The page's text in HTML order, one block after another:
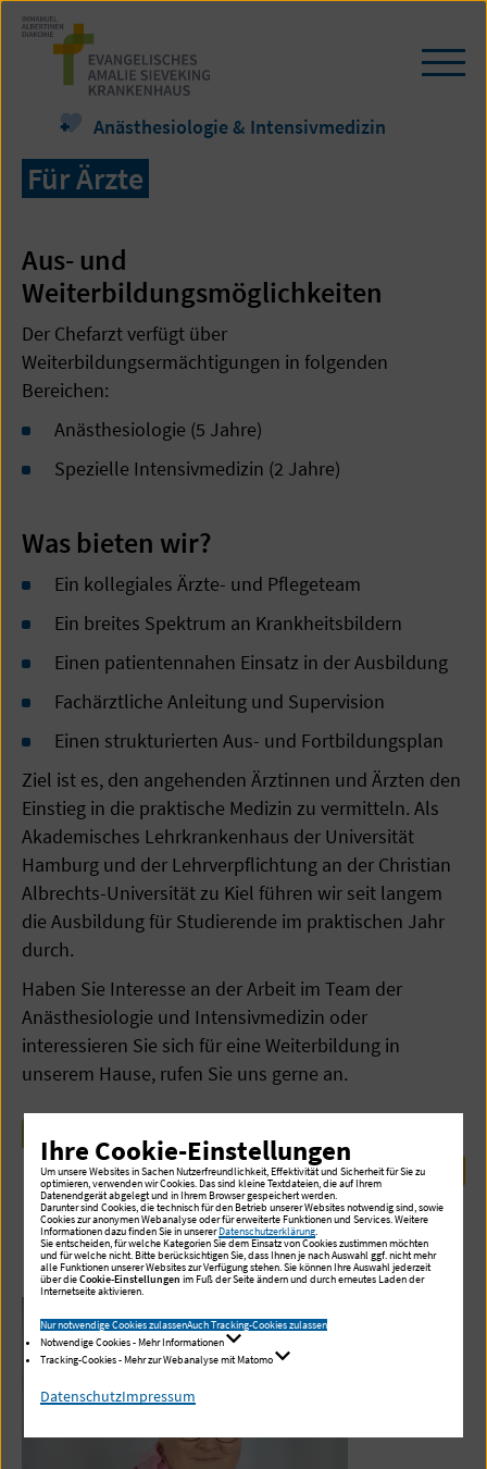
Zum
Seiteninhalt
springen
Anästhesiologie & Intensivmedizin
Für Ärzte
Aus- und
Weiterbildungsmöglichkeiten
Der Chefarzt verfügt über
Weiterbildungsermächtigungen in folgenden
Bereichen:
Anästhesiologie (5 Jahre)
Spezielle Intensivmedizin (2 Jahre)
Was bieten wir?
Ein kollegiales Ärzte- und Pflegeteam
Ein breites Spektrum an Krankheitsbildern
Einen patientennahen Einsatz in der Ausbildung
Fachärztliche Anleitung und Supervision
Einen strukturierten Aus- und Fortbildungsplan
Ziel ist es, den angehenden Ärztinnen und Ärzten den
Einstieg in die praktische Medizin zu vermitteln. Als
Akademisches Lehrkrankenhaus der Universität
Hamburg und der Lehrverpflichtung an der Christian
Albrechts-Universität zu Kiel führen wir seit langem
die Ausbildung für Studierende im praktischen Jahr
durch.
Haben Sie Interesse an der Arbeit im Team der
Anästhesiologie und Intensivmedizin oder
interessieren Sie sich für eine Weiterbildung in
unserem Hause, rufen Sie uns gerne an.
WEITERE INFORMATIONEN ZU FORT- UND
WEITERBILDUNGEN
Kontaktperson
Ihre Cookie-Einstellungen
Um unsere Websites in Sachen Nutzerfreundlichkeit, Effektivität und Sicherheit für Sie zu
optimieren, verwenden wir Cookies. Das sind kleine Textdateien, die auf Ihrem
Datenendgerät abgelegt und in Ihrem Browser gespeichert werden.
Darunter sind Cookies, die technisch für den Betrieb unserer Websites notwendig sind, sowie
Cookies zur anonymen Webanalyse oder für erweiterte Funktionen und Services. Weitere
Informationen dazu finden Sie in unsererDatenschutzerklärung.
Sie entscheiden, für welche Kategorien Sie dem Einsatz von Cookies zustimmen möchten
und für welche nicht. Bitte berücksichtigen Sie, dass Ihnen je nach Auswahl ggf. nicht mehr
alle Funktionen unserer Websites zur Verfügung stehen. Sie können Ihre Auswahl jederzeit
über dieCookie-Einstellungen im Fuß der Seite ändern und durch erneutes Laden der
Internetseite aktivieren.
Nur notwendige Cookies zulassenAuch Tracking-Cookies zulassen
Notwendige Cookies - Mehr Informationen
Tracking-Cookies - Mehr zur Webanalyse mit Matomo
DatenschutzImpressum